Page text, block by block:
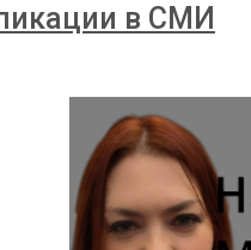
в СМИ